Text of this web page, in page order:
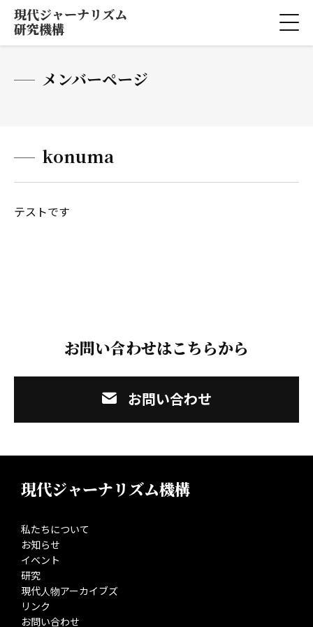
現代ジャーナリズム
研究機構
メンバーページ
konuma
テストです
お問い合わせはこちらから
お問い合わせ
現代ジャーナリズム機構
私たちについて
お知らせ
イベント
研究
現代人物アーカイブズ
リンク
お問い合わせ